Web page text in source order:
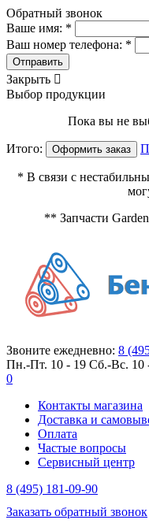
Обратный звонок
Ваше имя: *
Ваш номер телефона: *
Отправить
Закрыть 
Выбор продукции
Пока вы не
Итого: Оформить заказ
* В связи с
** Запчасти
Звоните ежедневно: 8
Пн.-Пт. 10 - 19 Сб.-Вс. 10
0
Контакты магазина
Доставка и
Оплата
Частые вопросы
Сервисный центр
8 (495) 181-09-90
Заказать обратный звонок